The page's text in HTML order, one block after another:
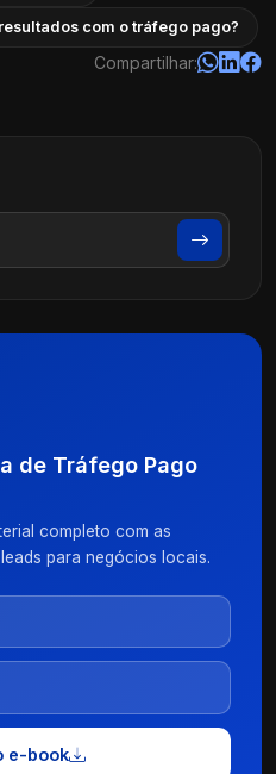
com o tráfego pago?
Compartilhar:
de Tráfego Pago
completo com as
para negócios locais.
e-book